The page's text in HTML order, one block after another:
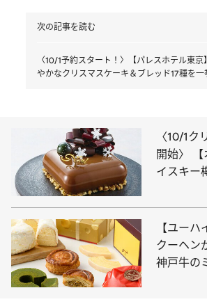
次の記事を読む
〈10/1予約スタート！〉【パレスホテル東
やかなクリスマスケーキ＆ブレッド17種を一
〈10/1
開始〉
イスキー
即完売の
も
【ユー
クーヘン
神戸牛の